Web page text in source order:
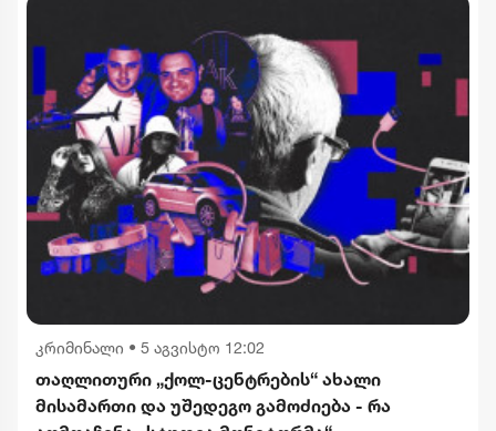
კრიმინალი • 5 აგვისტო 12:02
თაღლითური „ქოლ-ცენტრების“ ახალი
მისამართი და უშედეგო გამოძიება - რა